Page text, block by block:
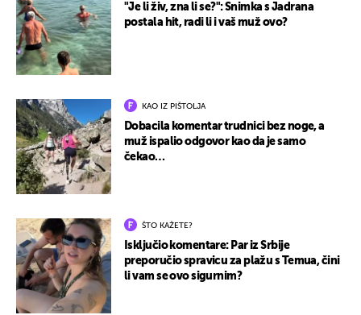
"Je li živ, zna li se?": Snimka s Jadrana
postala hit, radi li i vaš muž ovo?
KAO IZ PIŠTOLJA
Dobacila komentar trudnici bez noge, a
muž ispalio odgovor kao da je samo
čekao…
ŠTO KAŽETE?
Isključio komentare: Par iz Srbije
preporučio spravicu za plažu s Temua, čini
li vam se ovo sigurnim?